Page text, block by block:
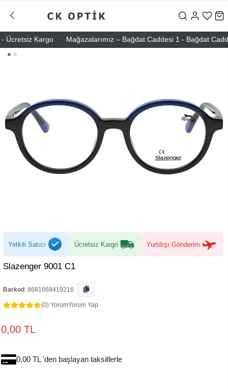
Kargo Mağazalarımız – Bağdat Caddesi 1 - Bağdat
Yetkili Satıcı Ücretsiz Kargo Yurtdışı Gönderim
Slazenger 9001 C1
Barkod : 8681668419216
(0) YorumYorum Yap
0,00 TL
0,00 TL 'den başlayan taksitlerle